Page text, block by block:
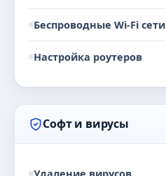
Беспроводные Wi-Fi сети
Настройка роутеров
Софт и вирусы
Удаление вирусов